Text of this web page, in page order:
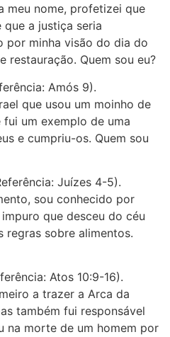
meu nome, profetizei que
que a justiça seria
por minha visão do dia do
restauração. Quem sou eu?
Amós 9).
que usou um moinho de
um exemplo de uma
e cumpriu-os. Quem sou
Juízes 4-5).
sou conhecido por
que desceu do céu
regras sobre alimentos.
Atos 10:9-16).
a trazer a Arca da
também fui responsável
na morte de um homem por